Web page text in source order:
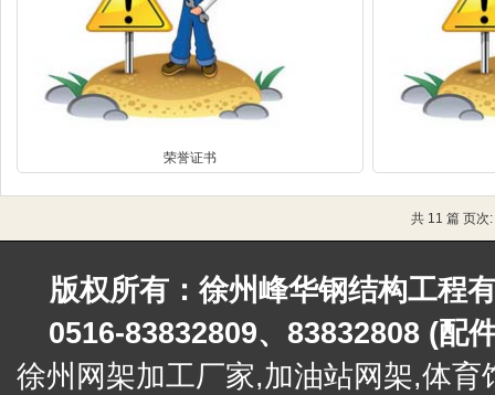
荣誉证书
共 11 篇 页次
版权所有：徐州峰华钢结构工程
0516-83832809、83832808 (配
徐州网架加工厂家,加油站网架,体育